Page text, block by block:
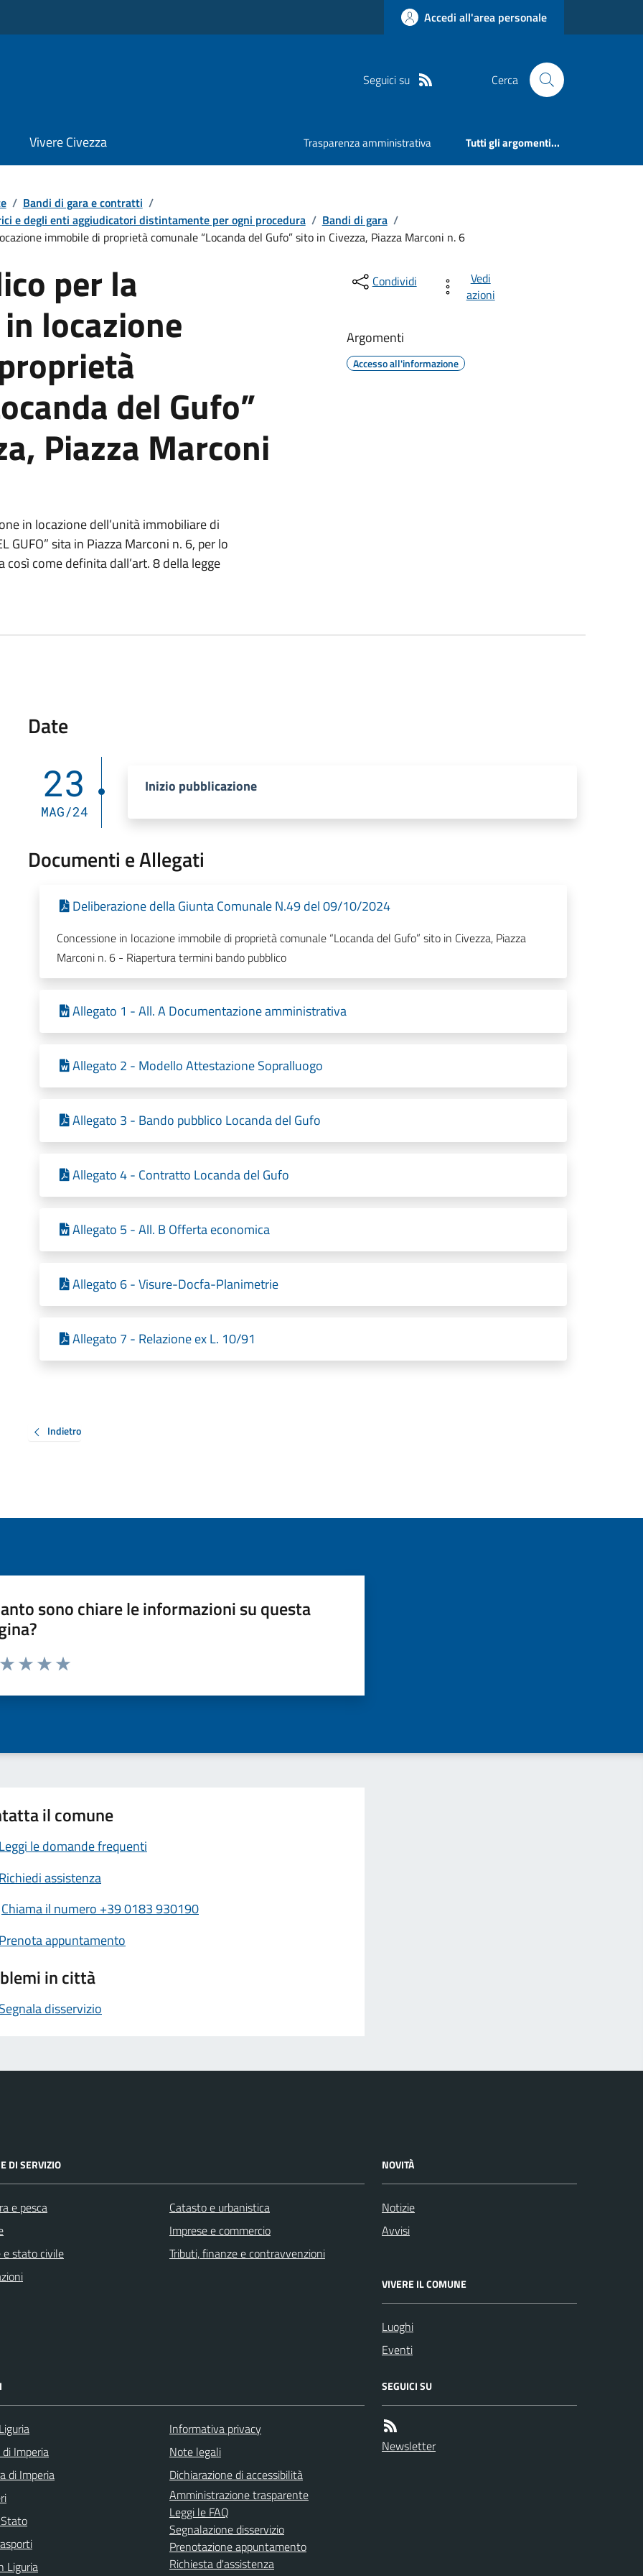
Accedi all'area personale
Seguici su Cerca
Vivere Civezza Trasparenza amministrativa Tutti gli argomenti...
/ Bandi di gara e contratti /
e degli enti aggiudicatori distintamente per ogni procedura / Bandi di gara /
immobile di proprietà comunale “Locanda del Gufo” sito in Civezza, Piazza Marconi n. 6
per la
locazione
del Gufo”
Piazza Marconi
in locazione dell’unità immobiliare di
GUFO” sita in Piazza Marconi n. 6, per lo
come definita dall’art. 8 della legge
Condividi
Vedi
azioni
Argomenti
Accesso all'informazione
Date
23
MAG/24
Inizio pubblicazione
Documenti e Allegati
Deliberazione della Giunta Comunale N.49 del 09/10/2024
Concessione in locazione immobile di proprietà comunale “Locanda del Gufo” sito in Civezza, Piazza
Marconi n. 6 - Riapertura termini bando pubblico
Allegato 1 - All. A Documentazione amministrativa
Allegato 2 - Modello Attestazione Sopralluogo
Allegato 3 - Bando pubblico Locanda del Gufo
Allegato 4 - Contratto Locanda del Gufo
Allegato 5 - All. B Offerta economica
Allegato 6 - Visure-Docfa-Planimetrie
Allegato 7 - Relazione ex L. 10/91
Indietro
sono chiare le informazioni su questa
da 1 a 5 stelle la pagina
il comune
le domande frequenti
assistenza
Chiama il numero +39 0183 930190
appuntamento
in città
disservizio
DI SERVIZIO
e pesca
e stato civile
Catasto e urbanistica
Imprese e commercio
Tributi, finanze e contravvenzioni
NOVITÀ
Notizie
Avvisi
VIVERE IL COMUNE
Luoghi
Eventi
Imperia
di Imperia
Liguria
Informativa privacy
Note legali
Dichiarazione di accessibilità
Amministrazione trasparente
Leggi le FAQ
Segnalazione disservizio
Prenotazione appuntamento
Richiesta d'assistenza
SEGUICI SU
Newsletter